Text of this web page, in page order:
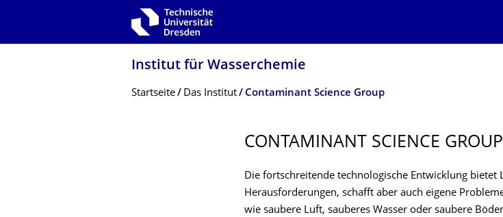
Zur Hauptnavigation springen
Institut für Wasserchemie
Breadcrumb-Menü
Startseite Das Institut Contaminant Science Group
CONTAMINANT SCIENCE GROUP
Die fortschreitende technologische Entwicklung bietet
Herausforderungen, schafft aber auch eigene
wie saubere Luft, sauberes Wasser oder saubere